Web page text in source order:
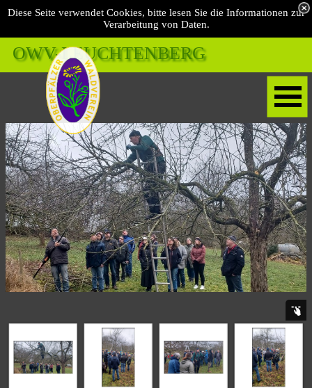
Diese Seite verwendet Cookies, bitte lesen Sie die Informationen zur
Verarbeitung von Daten.
OWV-LEUCHTENBERG